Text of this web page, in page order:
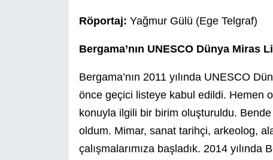
Röportaj: Yağmur Gülü (Ege Telgraf)
Bergama’nın UNESCO Dünya Miras
Bergama’nın 2011 yılında UNESCO
önce geçici listeye kabul edildi. Hemen
konuyla ilgili bir birim oluşturuldu. Bende
oldum. Mimar, sanat tarihçi, arkeolog,
çalışmalarımıza başladık. 2014